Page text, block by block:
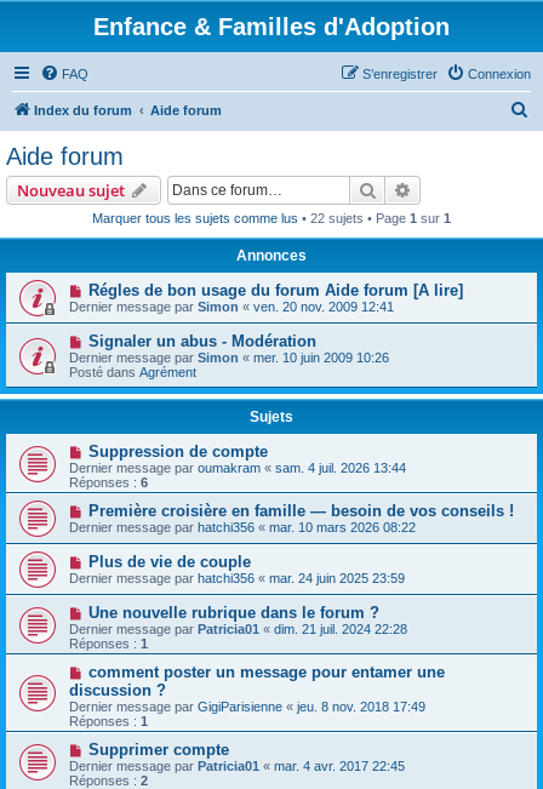
Enfance & Familles d'Adoption
FAQ Connexion
S’enregistrer
Index du forum Aide forum
Aide forum
Nouveau sujet Rechercher
Marquer tous les sujets comme lus • 22 sujets • Page 1 sur 1
Annonces
Régles de bon usage du forum Aide forum [A lire]
Dernier message par Simon « ven. 20 nov. 2009 12:41
Signaler un abus - Modération
Dernier message par Simon « mer. 10 juin 2009 10:26
Posté dans Agrément
Sujets
Suppression de compte
Dernier message par oumakram « sam. 4 juil. 2026 13:44
Réponses : 6
Première croisière en famille — besoin de vos conseils !
Dernier message par hatchi356 « mar. 10 mars 2026 08:22
Plus de vie de couple
Dernier message par hatchi356 « mar. 24 juin 2025 23:59
Une nouvelle rubrique dans le forum ?
Dernier message par Patricia01 « dim. 21 juil. 2024 22:28
Réponses : 1
comment poster un message pour entamer une
discussion ?
Dernier message par GigiParisienne « jeu. 8 nov. 2018 17:49
Réponses : 1
Supprimer compte
Dernier message par Patricia01 « mar. 4 avr. 2017 22:45
Réponses : 2